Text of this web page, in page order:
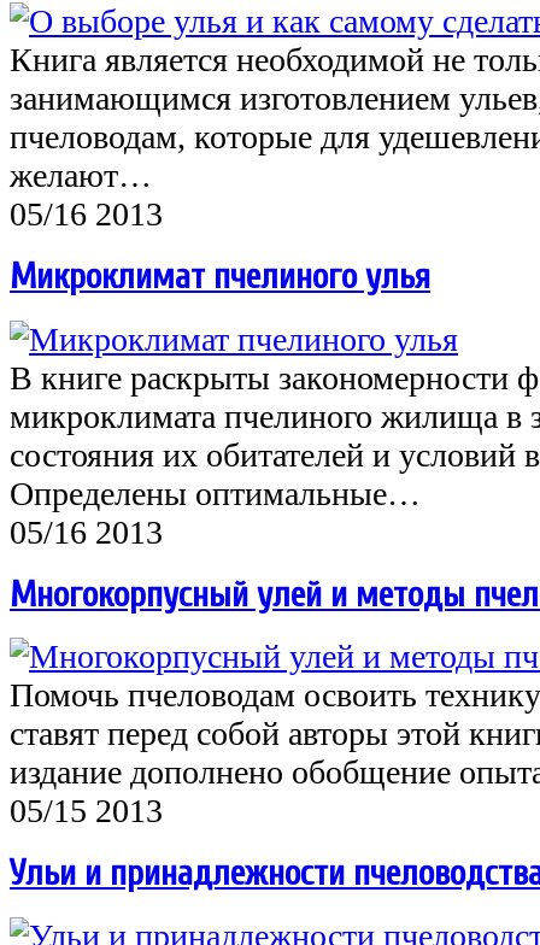
Книга является необходимой не
занимающимся изготовлением
пчеловодам, которые для
желают…
05/16 2013
Микроклимат пчелиного улья
В книге раскрыты закономерности
микроклимата пчелиного жилища в
состояния их обитателей и условий
Определены оптимальные…
05/16 2013
Многокорпусный улей и методы
Помочь пчеловодам освоить
ставят перед собой авторы этой
издание дополнено обобщение
05/15 2013
Ульи и принадлежности